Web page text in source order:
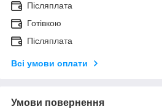
Післяплата
Готівкою
Післяплата
Всі умови оплати
Умови повернення